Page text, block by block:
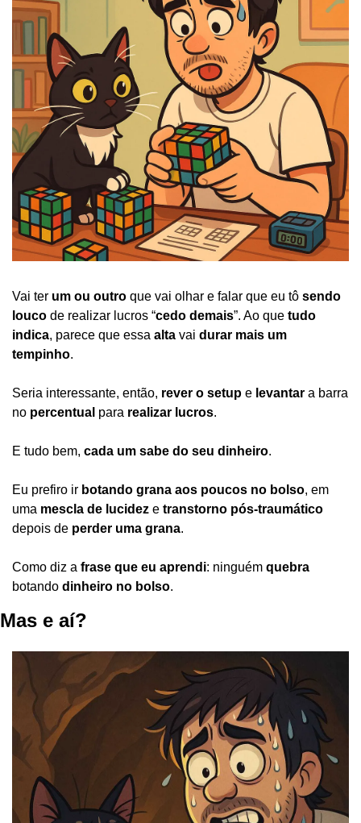
Vai ter um ou outro que vai olhar e falar que eu tô sendo
louco de realizar lucros “cedo demais”. Ao que tudo
indica, parece que essa alta vai durar mais um
tempinho.
Seria interessante, então, rever o setup e levantar a barra
no percentual para realizar lucros.
E tudo bem, cada um sabe do seu dinheiro.
Eu prefiro ir botando grana aos poucos no bolso, em
uma mescla de lucidez e transtorno pós-traumático
depois de perder uma grana.
Como diz a frase que eu aprendi: ninguém quebra
botando dinheiro no bolso.
Mas e aí?